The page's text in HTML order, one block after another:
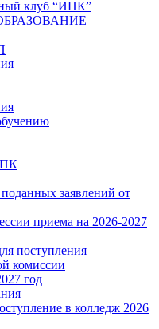
клуб “ИПК”
заявлений от
приема на 2026-2027
поступления
комиссии
год
в колледж 2026